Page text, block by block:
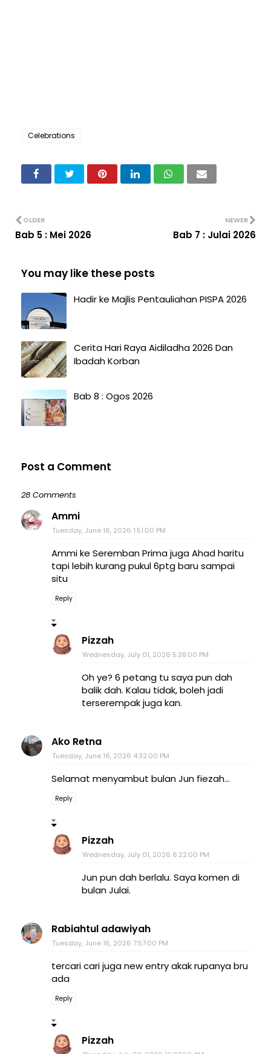
Celebrations
NEWER
Bab 7 : Julai 2026
OLDER
Bab 5 : Mei 2026
You may like these posts
Hadir ke Majlis Pentauliahan PISPA 2026
Cerita Hari Raya Aidiladha 2026 Dan
Ibadah Korban
Bab 8 : Ogos 2026
Post a Comment
28 Comments
Ammi
Tuesday, June 16, 2026 1:51:00 PM
Ammi ke Seremban Prima juga Ahad haritu
tapi lebih kurang pukul 6ptg baru sampai
situ
Reply
Pizzah
Wednesday, July 01, 2026 5:38:00 PM
Oh ye? 6 petang tu saya pun dah
balik dah. Kalau tidak, boleh jadi
terserempak juga kan.
Ako Retna
Tuesday, June 16, 2026 4:32:00 PM
Selamat menyambut bulan Jun fiezah...
Reply
Pizzah
Wednesday, July 01, 2026 6:22:00 PM
Jun pun dah berlalu. Saya komen di
bulan Julai.
Rabiahtul adawiyah
Tuesday, June 16, 2026 7:57:00 PM
tercari cari juga new entry akak rupanya bru
ada
Reply
Pizzah